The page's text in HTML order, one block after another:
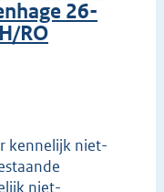
26-
RO
kennelijk niet-
niet-